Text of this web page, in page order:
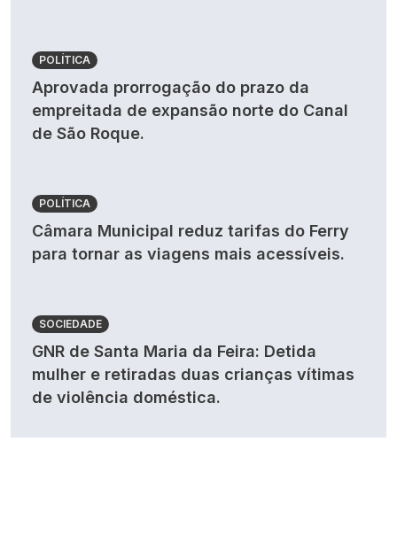
POLÍTICA
Aprovada prorrogação do prazo da
empreitada de expansão norte do Canal
de São Roque.
POLÍTICA
Câmara Municipal reduz tarifas do Ferry
para tornar as viagens mais acessíveis.
SOCIEDADE
GNR de Santa Maria da Feira: Detida
mulher e retiradas duas crianças vítimas
de violência doméstica.